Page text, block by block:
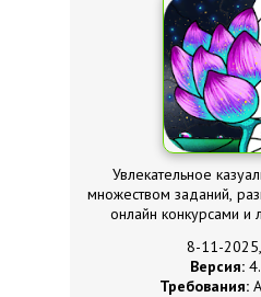
Увлекательное
множеством заданий,
онлайн конкурсами и
8-11-
Версия:
Требования: